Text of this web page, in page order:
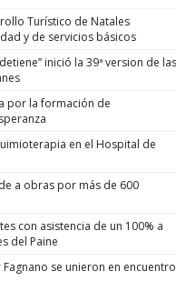
Turístico de Natales
y de servicios básicos
inició la 39ª version de las
por la formación de
en el Hospital de
a obras por más de 600
con asistencia de un 100% a
del Paine
se unieron en encuentro